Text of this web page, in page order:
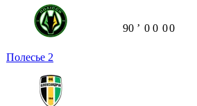
Полесье 2
90 ʼ 0 0 00